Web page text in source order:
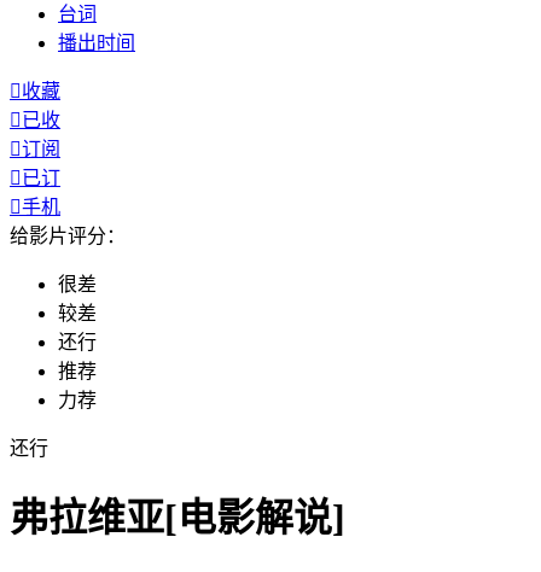
台词
播出时间
收藏
已收
订阅
已订
手机
给影片评分：
很差
较差
还行
推荐
力荐
还行
弗拉维亚[电影解说]